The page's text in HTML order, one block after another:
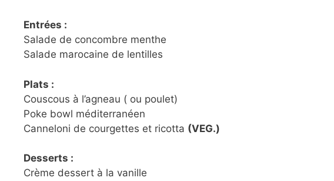
Entrées :
Salade de concombre menthe
Salade marocaine de lentilles
Plats :
Couscous à l’agneau ( ou poulet)
Poke bowl méditerranéen
Canneloni de courgettes et ricotta (VEG.)
Desserts :
Crème dessert à la vanille